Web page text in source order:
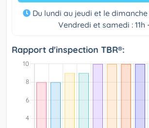
Du lundi au jeudi et le dimanche
Vendredi et samedi : 11h
Rapport d'inspection TBR®: